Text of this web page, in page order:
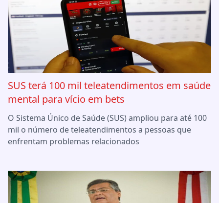
SUS terá 100 mil teleatendimentos em saúde
mental para vício em bets
O Sistema Único de Saúde (SUS) ampliou para até 100
mil o número de teleatendimentos a pessoas que
enfrentam problemas relacionados